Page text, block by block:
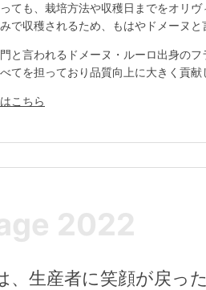
ても、栽培方法や収穫日までをオリヴ
で収穫されるため、もはやドメーヌ
と言われるドメーヌ・ルーロ出身の
てを担っており品質向上に大きく貢献
こちら
2022
、生産者に笑顔が戻っ